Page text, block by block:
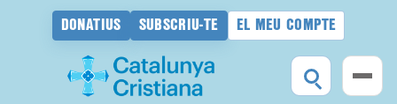
DONATIUS SUBSCRIU-TE EL MEU COMPTE